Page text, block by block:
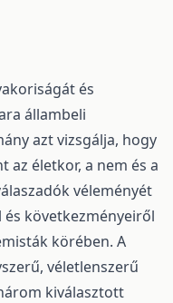
és
állambeli
azt vizsgálja, hogy
az életkor, a nem és a
véleményét
következményeiről
körében. A
véletlenszerű
kiválasztott